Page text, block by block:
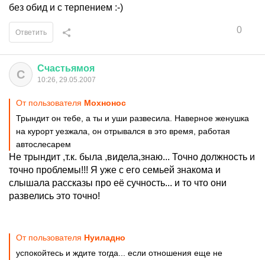
без обид и с терпением :-)
0
Ответить
С Счастьямоя
10:26, 29.05.2007
От пользователя Мохнонос
Трындит он тебе, а ты и уши развесила. Наверное женушка
на курорт уезжала, он отрывался в это время, работая
автослесарем
Не трындит ,т.к. была ,видела,знаю... Точно должность и
точно проблемы!!! Я уже с его семьей знакома и
слышала рассказы про её сучность... и то что они
развелись это точно!
От пользователя Нуиладно
успокойтесь и ждите тогда... если отношения еще не